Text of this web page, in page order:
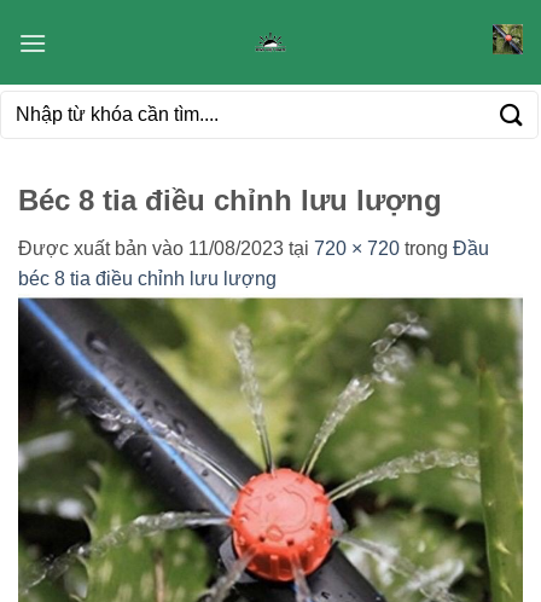
qua
dung
Tìm
Béc 8 tia điều chỉnh lưu lượng
Được xuất bản vào 11/08/2023 tại 720 × 720 trong Đầu
béc 8 tia điều chỉnh lưu lượng